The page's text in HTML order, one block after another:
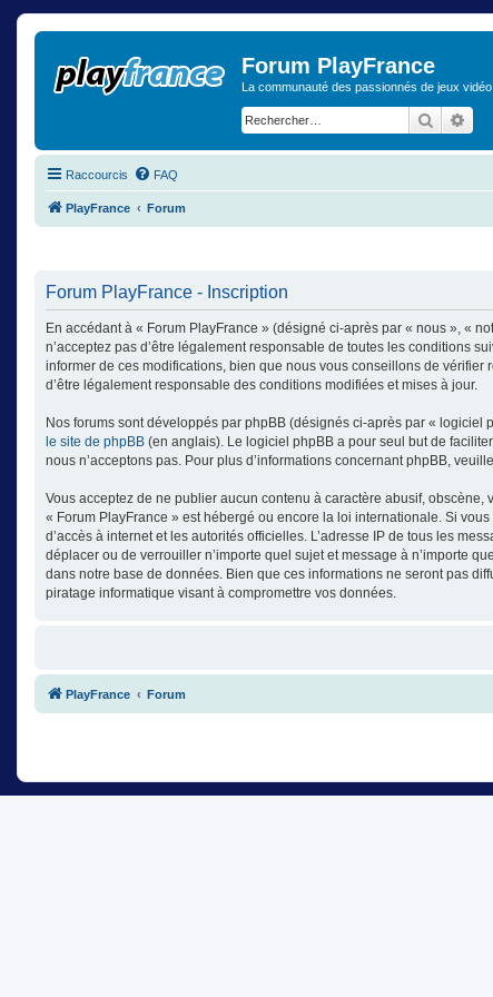
Forum PlayFrance
La communauté des passionnés de jeux vidéo
Raccourcis FAQ
PlayFrance Forum
Forum PlayFrance - Inscription
En accédant à « Forum PlayFrance » (désigné ci-après par « nous », «
n’acceptez pas d’être légalement responsable de toutes les conditions
informer de ces modifications, bien que nous vous conseillons de
d’être légalement responsable des conditions modifiées et mises à jour.
Nos forums sont développés par phpBB (désignés ci-après par «
le site de phpBB (en anglais). Le logiciel phpBB a pour seul but de
nous n’acceptons pas. Pour plus d’informations concernant phpBB,
Vous acceptez de ne publier aucun contenu à caractère abusif,
« Forum PlayFrance » est hébergé ou encore la loi internationale. Si
d’accès à internet et les autorités officielles. L’adresse IP de tous les
déplacer ou de verrouiller n’importe quel sujet et message à n’importe
dans notre base de données. Bien que ces informations ne seront pas
piratage informatique visant à compromettre vos données.
PlayFrance Forum